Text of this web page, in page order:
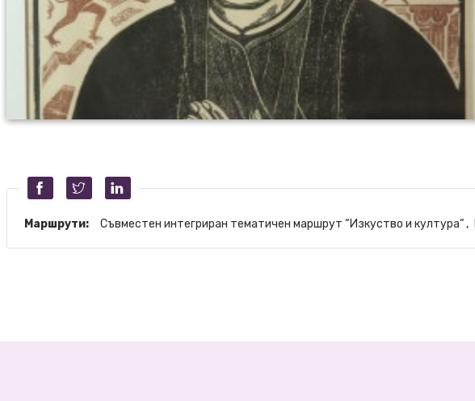
Маршрути: Съвместен интегриран тематичен маршрут “Изкуство и култура“